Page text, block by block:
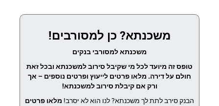
משכנתא? כן למסורבים!
משכנתא למסורבי בנקים
טופס זה מיועד לכל מי שקיבל סירוב למשכנתא ובכל זאת
חולם על דירה. מלאו פרטים לייעוץ ופרטים נוספים – אך
ורק אם קיבלת סירוב למשכנתא!
הבנק סירב לתת לך משכנתא? לנו הוא לא יסרב! מלאו פרטים